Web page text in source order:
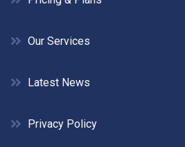
Our Services
Latest News
Privacy Policy